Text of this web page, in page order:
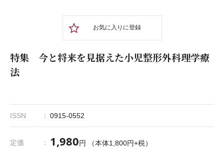
お気に入りに登録
特集 今と将来を見据えた小児整形外科理学療
法
ISSN 0915-0552
定価 1,980円 （本体1,800円+税）